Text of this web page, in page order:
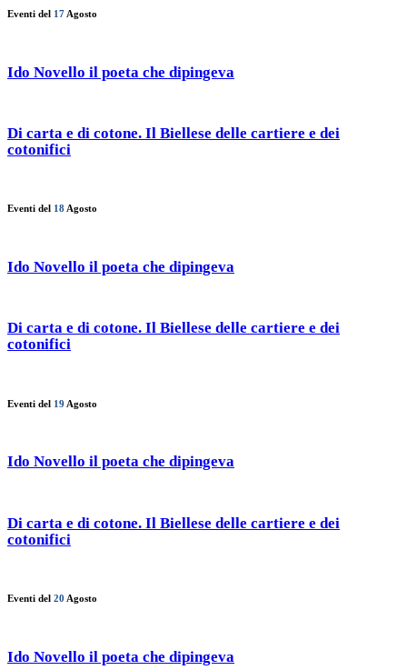
Eventi del 17 Agosto
Ido Novello il poeta che dipingeva
Di carta e di cotone. Il Biellese delle cartiere e dei
cotonifici
Eventi del 18 Agosto
Ido Novello il poeta che dipingeva
Di carta e di cotone. Il Biellese delle cartiere e dei
cotonifici
Eventi del 19 Agosto
Ido Novello il poeta che dipingeva
Di carta e di cotone. Il Biellese delle cartiere e dei
cotonifici
Eventi del 20 Agosto
Ido Novello il poeta che dipingeva